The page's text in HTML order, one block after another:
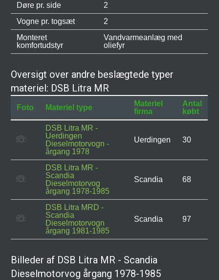
Døre pr. side
2
Vogne pr. togsæt
2
Monteret
komfortudstyr
Vandvarmeanlæg med
oliefyr
Oversigt over andre beslægtede typer
materiel: DSB Litra MR
Foto Materiel type
Materiel
firma
Antal
købt
DSB Litra MR -
Uerdingen
Dieselmotorvogn -
årgang 1978
Uerdingen 30
DSB Litra MR -
Scandia
Dieselmotorvog
årgang 1978-1985
Scandia 68
DSB Litra MRD -
Scandia
Dieselmotorvogn
årgang 1981-1985
Scandia 97
Billeder af DSB Litra MR - Scandia
Dieselmotorvog årgang 1978-1985